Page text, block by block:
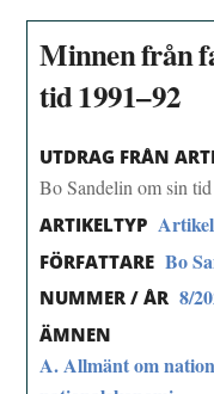
Minnen från
tid 1991–92
UTDRAG FRÅN
Bo Sandelin om sin
ARTIKELTYP Artikel
FÖRFATTARE Bo
NUMMER / ÅR 8/
ÄMNEN
A. Allmänt om